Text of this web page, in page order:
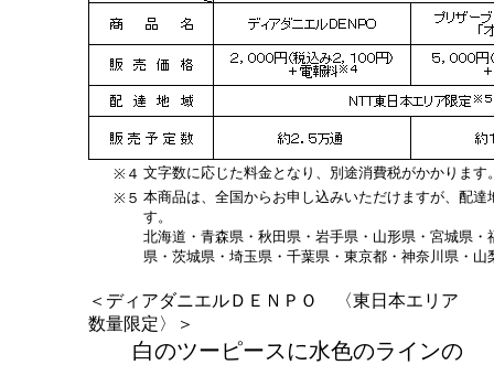
※４ 文字数に応じた料金となり、別途消費税がかかります
※５ 本商品は、全国からお申し込みいただけますが、配達
す。
北海道・青森県・秋田県・岩手県・山形県・宮城県・
県・茨城県・埼玉県・千葉県・東京都・神奈川県・山
＜ディアダニエルＤＥＮＰＯ 〈東日本エリア
数量限定〉＞
白のツーピースに水色のラインの